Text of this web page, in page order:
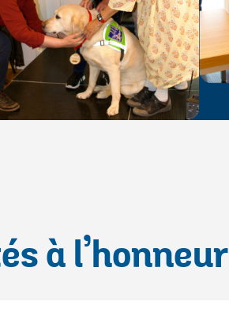
à l’honneur